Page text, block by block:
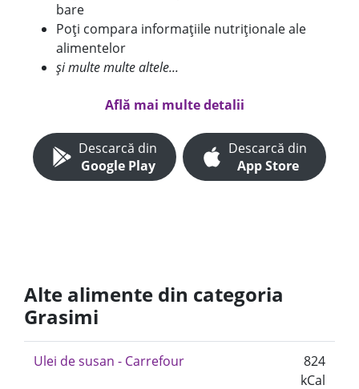
bare
Poți compara informațiile nutriționale ale
alimentelor
și multe multe altele...
Află mai multe detalii
Descarcă din
Google Play
Descarcă din
App Store
Alte alimente din categoria
Grasimi
Ulei de susan - Carrefour
824
kCal